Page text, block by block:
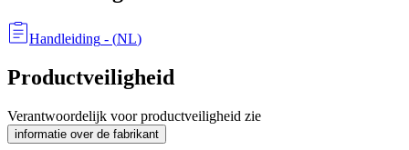
Handleiding - (NL)
Productveiligheid
Verantwoordelijk voor productveiligheid zie
informatie over de fabrikant